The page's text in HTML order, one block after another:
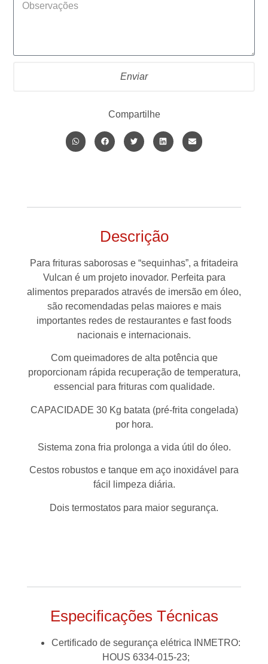
Enviar
Compartilhe
Descrição
Para frituras saborosas e “sequinhas”, a fritadeira
Vulcan é um projeto inovador. Perfeita para
alimentos preparados através de imersão em óleo,
são recomendadas pelas maiores e mais
importantes redes de restaurantes e fast foods
nacionais e internacionais.
Com queimadores de alta potência que
proporcionam rápida recuperação de temperatura,
essencial para frituras com qualidade.
CAPACIDADE 30 Kg batata (pré-frita congelada)
por hora.
Sistema zona fria prolonga a vida útil do óleo.
Cestos robustos e tanque em aço inoxidável para
fácil limpeza diária.
Dois termostatos para maior segurança.
Especificações Técnicas
Certificado de segurança elétrica INMETRO:
HOUS 6334-015-23;